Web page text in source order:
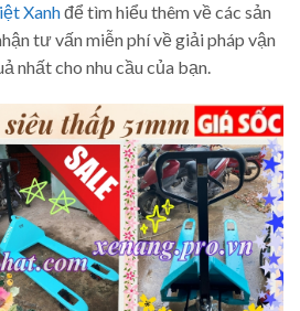
Xanhđể tìm hiểu thêm về các sản
tư vấn miễn phí về giải pháp vận
nhất cho nhu cầu của bạn.